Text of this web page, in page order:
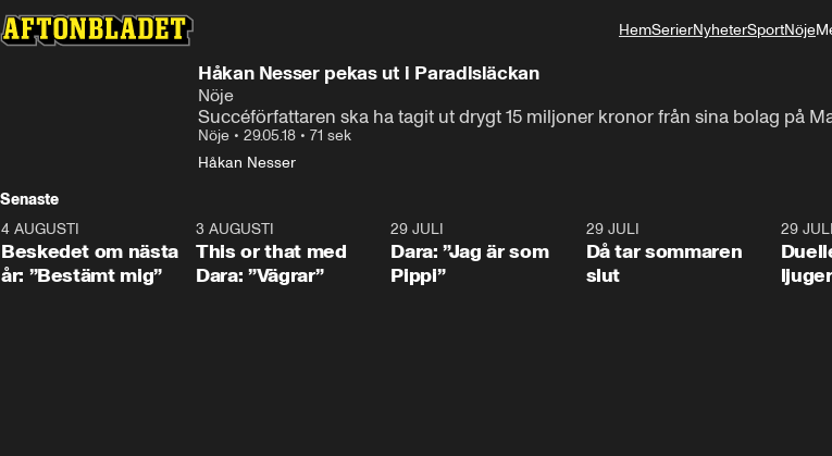
HemSerierNyheterSportNöje
Håkan Nesser pekas ut i Paradisläckan
Nöje
Succéförfattaren ska ha tagit ut drygt 15 miljoner kronor från sina bolag på
Nöje • 29.05.18 • 71 sek
Håkan Nesser
Senaste
0:24
4 AUGUSTI
Beskedet om nästa
år: ”Bestämt mig”
1:02
3 AUGUSTI
This or that med
Dara: ”Vägrar”
29 JULI
Dara: ”Jag är som
Pippi”
29 JULI
Då tar sommaren
slut
29 JULI